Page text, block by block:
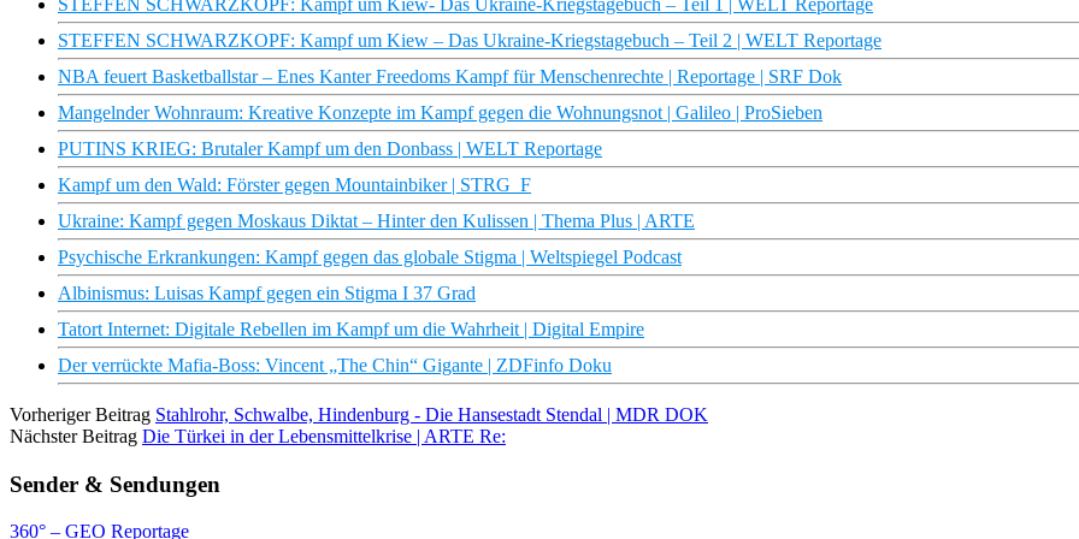
STEFFEN SCHWARZKOPF: Kampf um Kiew- Das Ukraine-Kriegstagebuch – Teil 1 | WELT Reportage
STEFFEN SCHWARZKOPF: Kampf um Kiew – Das Ukraine-Kriegstagebuch – Teil 2 | WELT Reportage
NBA feuert Basketballstar – Enes Kanter Freedoms Kampf für Menschenrechte | Reportage | SRF Dok
Mangelnder Wohnraum: Kreative Konzepte im Kampf gegen die Wohnungsnot | Galileo | ProSieben
PUTINS KRIEG: Brutaler Kampf um den Donbass | WELT Reportage
Kampf um den Wald: Förster gegen Mountainbiker | STRG_F
Ukraine: Kampf gegen Moskaus Diktat – Hinter den Kulissen | Thema Plus | ARTE
Psychische Erkrankungen: Kampf gegen das globale Stigma | Weltspiegel Podcast
Albinismus: Luisas Kampf gegen ein Stigma I 37 Grad
Tatort Internet: Digitale Rebellen im Kampf um die Wahrheit | Digital Empire
Der verrückte Mafia-Boss: Vincent „The Chin“ Gigante | ZDFinfo Doku
Vorheriger Beitrag Stahlrohr, Schwalbe, Hindenburg - Die Hansestadt Stendal | MDR DOK
Nächster Beitrag Die Türkei in der Lebensmittelkrise | ARTE Re:
Sender & Sendungen
360° – GEO Reportage